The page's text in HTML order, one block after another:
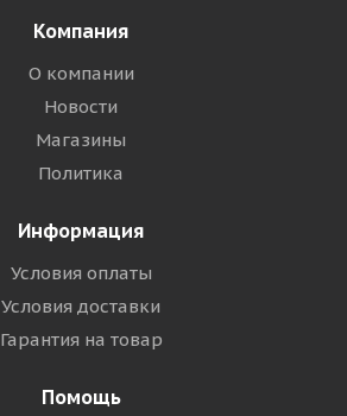
Компания
О компании
Новости
Магазины
Политика
Информация
Условия оплаты
Условия доставки
Гарантия на товар
Помощь